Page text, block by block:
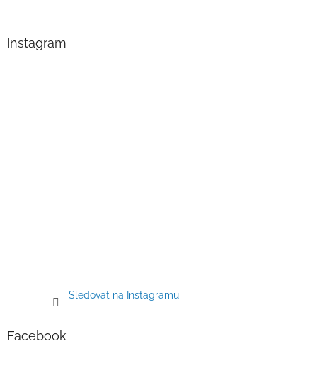
Instagram
Sledovat na Instagramu
Facebook